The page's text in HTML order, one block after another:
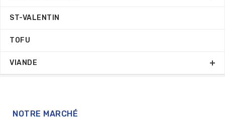
ST-VALENTIN
TOFU
VIANDE
NOTRE MARCHÉ